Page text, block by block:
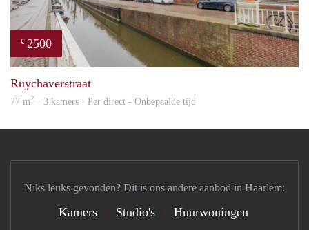
€ 2500
Ruychaverstraat
77 m2 · 3 kamers · Per direct - Onbepaalde tijd
Niks leuks gevonden? Dit is ons andere aanbod in Haarlem:
Kamers Studio's Huurwoningen